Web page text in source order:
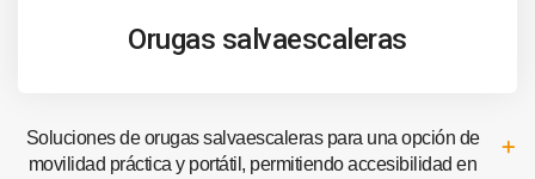
Orugas salvaescaleras
Soluciones de orugas salvaescaleras para una opción de
movilidad práctica y portátil, permitiendo accesibilidad en